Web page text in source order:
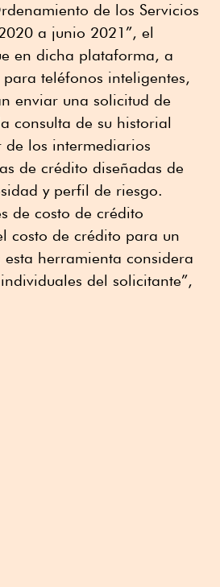
de los Servicios
a junio 2021”, el
en dicha plataforma, a
teléfonos inteligentes,
enviar una solicitud de
consulta de su historial
los intermediarios
de crédito diseñadas de
y perfil de riesgo.
de costo de crédito
costo de crédito para un
herramienta considera
del solicitante”,